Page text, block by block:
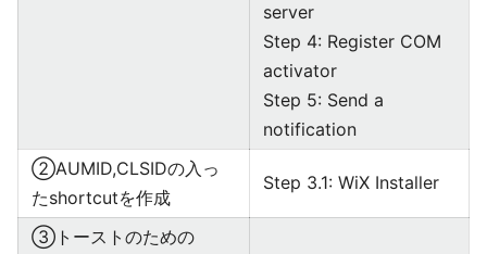
server
Step 4: Register COM
activator
Step 5: Send a
notification
②AUMID,CLSIDの入っ
たshortcutを作成
Step 3.1: WiX Installer
③トーストのための